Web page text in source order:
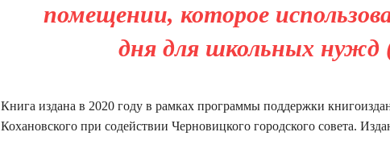
помещении, которое
дня для школьных нужд
Книга издана в 2020 году в рамках программы поддержки
Кохановского при содействии Черновицкого городского совета.